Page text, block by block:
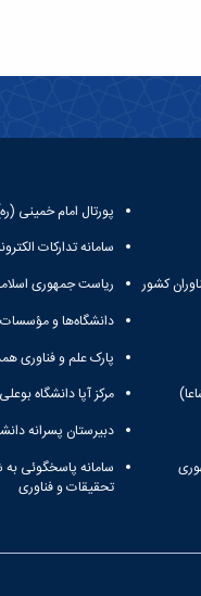
کشور
پورتال امام خمینی
سامانه تدارکات
ریاست جمهوری
دانشگاه‌ها و
پارک علم و فناوری
مرکز آپا دانشگاه
دبیرستان پسرانه
سامانه پاسخگوئی به
تحقیقات و فناوری